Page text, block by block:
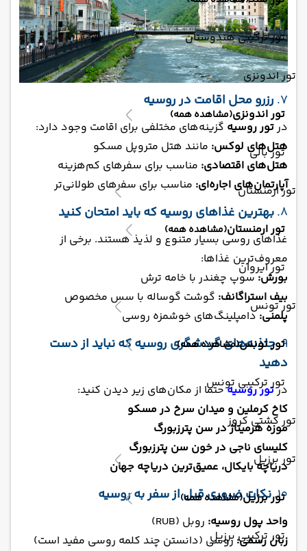
تور ترکیبی هندوستان
تور اندونزی
تور اندونزی(مشاهده همه)
تور بالی
تور ارمنستان
تور ارمنستان(مشاهده همه)
تور ایروان
تور تونس
تور تونس(مشاهده همه)
تور ترکیبی تونس
تور کشتی کروز
تور برزیل
تور برزیل(مشاهده همه)
تور ترکیبی برزیل
7. رزرو محل اقامت در روسیه
درتور روسیه گزینه‌های مختلفی برای اقامت وجود دارد:
هتل‌های لوکس: مانند هتل متروپل مسکو
هتل‌های اقتصادی: مناسب برای سفرهای کم‌هزینه
آپارتمان‌های اجاره‌ای: مناسب برای سفرهای طولانی‌تر
8. بهترین غذاهای روسیه که باید امتحان کنید
غذاهای روسی بسیار متنوع و لذیذ هستند. برخی از
معروف‌ترین غذاها:
بورش:سوپ چغندر با خامه ترش
بیف استراگانف: گوشت گوساله با سس مخصوص
پلمنی: دامپلینگ‌های خوشمزه روسی
9. جاذبه‌های گردشگری روسیه که نباید از دست
دهید
درتور روسیهحتما از مکان‌های زیر دیدن کنید:
کاخ کرملین و میدان سرخ در مسکو
موزه هرمیتاژ در سن پترزبورگ
کلیسای ناجی در خون سن پترزبورگ
دریاچه بایکال، عمیق‌ترین دریاچه جهان
10. نکات ضروری قبل از سفر به روسیه
واحد پول روسیه: روبل (RUB)
زبان رسمی:روسی (دانستن چند کلمه روسی مفید است)